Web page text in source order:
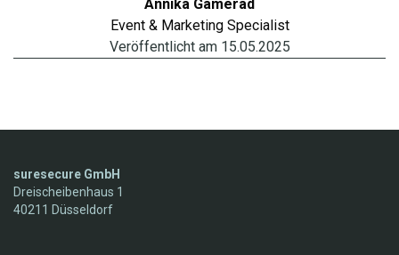
Annika Gamerad
Event & Marketing Specialist
Veröffentlicht am 15.05.2025
suresecure GmbH
Dreischeibenhaus 1
40211 Düsseldorf